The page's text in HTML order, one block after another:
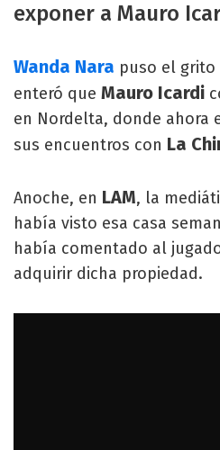
exponer a Mauro
Wanda Nara puso el grito
enteró que Mauro Icardi
en Nordelta, donde ahora
sus encuentros con La
Anoche, en LAM, la
había visto esa casa
había comentado al
adquirir dicha propiedad.